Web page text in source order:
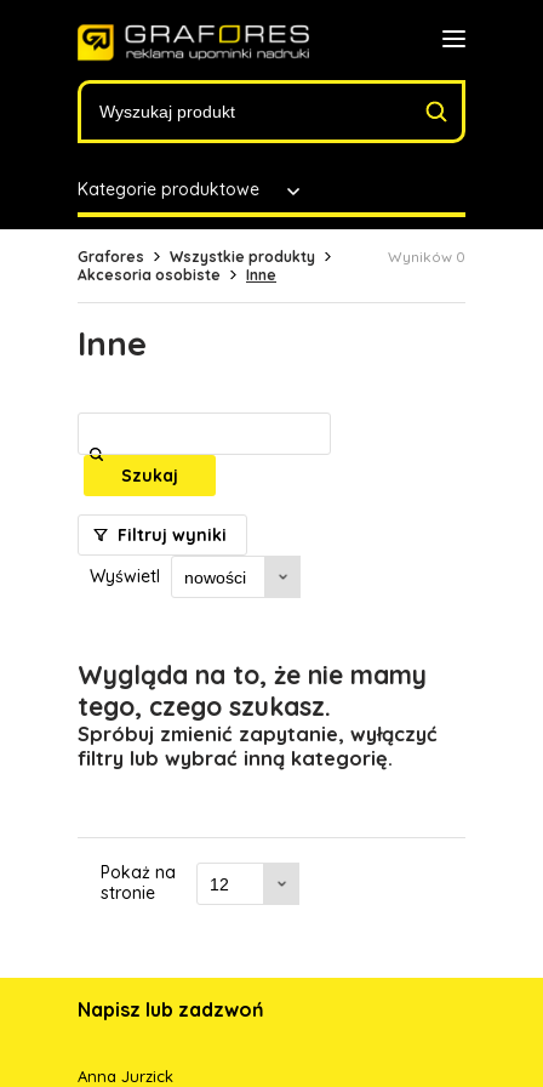
Kategorie produktowe
Grafores
Wszystkie produkty
Akcesoria osobiste
Inne
Wyników 0
Inne
Szukaj
Filtruj wyniki
Wyświetl
Wygląda na to, że nie mamy
tego, czego szukasz.
Spróbuj zmienić zapytanie, wyłączyć
filtry lub wybrać inną kategorię.
Pokaż na
stronie
Napisz lub zadzwoń
Anna Jurzick